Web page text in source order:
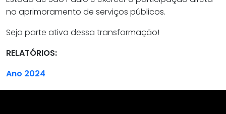
no aprimoramento de serviços públicos.
Seja parte ativa dessa transformação!
RELATÓRIOS:
Ano 2024